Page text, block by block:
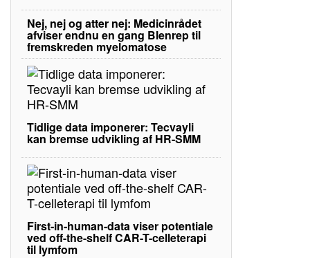
Nej, nej og atter nej: Medicinrådet
afviser endnu en gang Blenrep til
fremskreden myelomatose
Tidlige data imponerer: Tecvayli
kan bremse udvikling af HR-SMM
First-in-human-data viser potentiale
ved off-the-shelf CAR-T-celleterapi
til lymfom